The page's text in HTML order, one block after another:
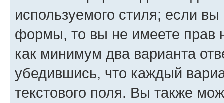
используемого стиля; если
формы, то вы не имеете прав
как минимум два варианта
убедившись, что каждый
текстового поля. Вы также